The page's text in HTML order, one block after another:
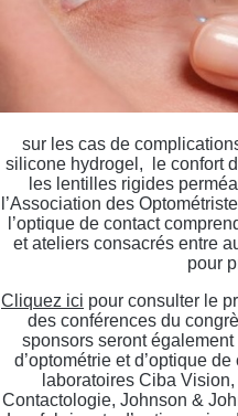
sur les cas de
silicone hydrogel, le confort
les lentilles rigides
l’Association des
l’optique de contact
et ateliers consacrés entre
pour
Cliquez ici pour consulter le
des conférences du
sponsors seront
d’optométrie et d’optique
laboratoires Ciba
Contactologie, Johnson &